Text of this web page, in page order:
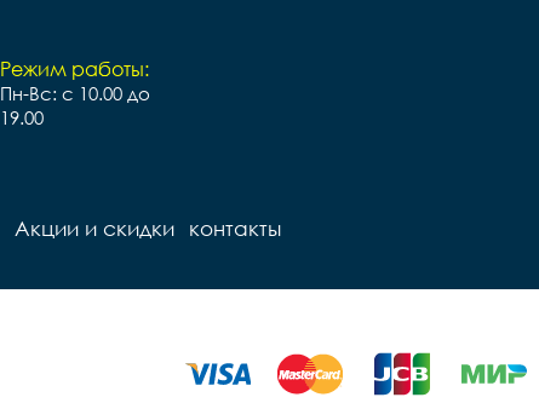
Режим работы:
Пн-Вс: с 10.00 до
19.00
Акции и скидки контакты